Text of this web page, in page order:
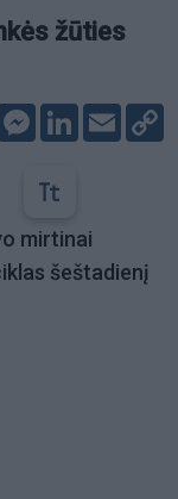
žūties
Messenger
LinkedIn
Email
mirtinai
šeštadienį